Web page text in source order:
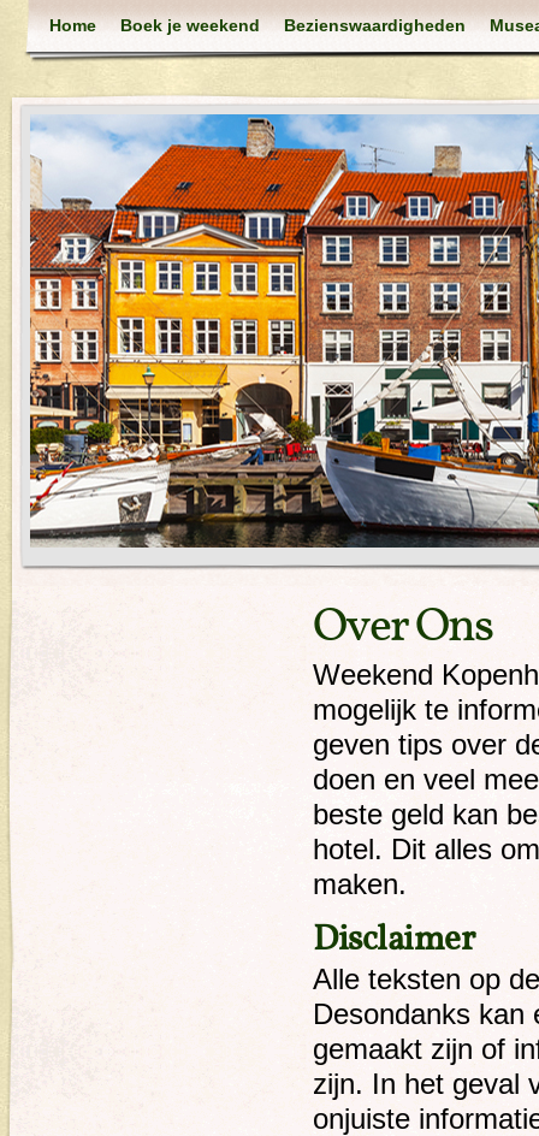
Home Boek je weekend Bezienswaardigheden
Over Ons
Weekend
mogelijk te
geven tips over
doen en veel
beste geld kan
hotel. Dit alles
maken.
Disclaimer
Alle teksten op
Desondanks kan
gemaakt zijn of
zijn. In het geval
onjuiste